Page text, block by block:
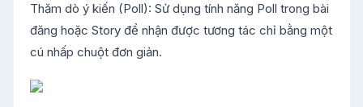
Thăm dò ý kiến (Poll): Sử dụng tính năng Poll trong bài
đăng hoặc Story để nhận được tương tác chỉ bằng một
cú nhấp chuột đơn giản.